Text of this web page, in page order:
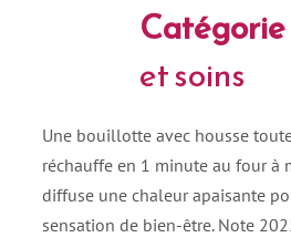
Catégorie
et soins
Une bouillotte avec housse
réchauffe en 1 minute au four à
diffuse une chaleur apaisante
sensation de bien-être. Note